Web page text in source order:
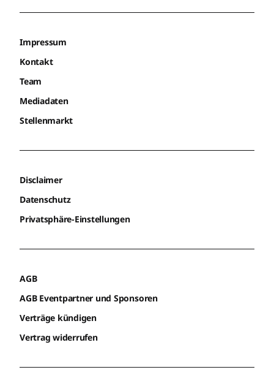
Impressum
Kontakt
Team
Mediadaten
Stellenmarkt
Disclaimer
Datenschutz
Privatsphäre-Einstellungen
AGB
AGB Eventpartner und Sponsoren
Verträge kündigen
Vertrag widerrufen